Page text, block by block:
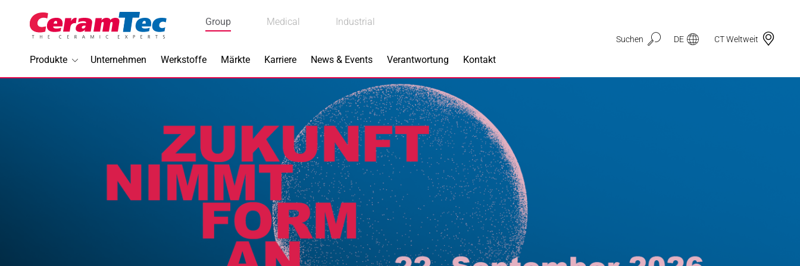
Group Medical Industrial
Produkte
Im Fokus
BIOLOX Implantate
DENSILOX® Dentallösungen
Halbleiterindustrie
Produkte
Aktoren
BIOLOX
BIOLOX ® OPTION
Unternehmen Werkstoffe Märkte Karriere News & Events Verantwortung Kontakt
Suchen DE CT Weltweit
Medical
Industrial